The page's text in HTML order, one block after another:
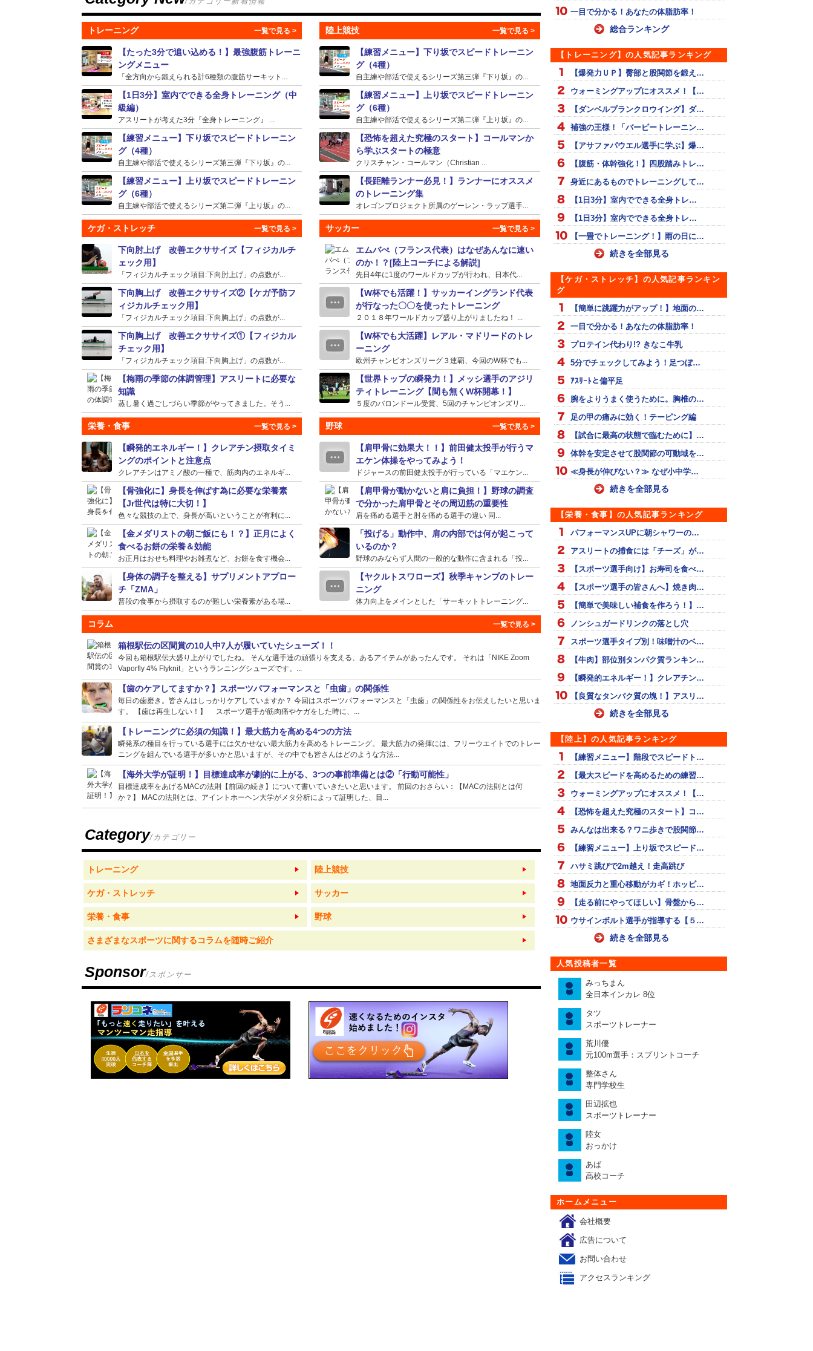
トレーニング
【たった3分で追い込める！】最強腹筋トレーニ
ングメニュー
「全方向から鍛えられる計6種類の腹筋サーキット...
【1日3分】室内でできる全身トレーニング（中
級編）
アスリートが考えた3分『全身トレーニング』 ...
【練習メニュー】下り坂でスピードトレーニン
グ（4種）
自主練や部活で使えるシリーズ第三弾『下り坂』の...
【練習メニュー】上り坂でスピードトレーニン
グ（6種）
自主練や部活で使えるシリーズ第二弾『上り坂』の...
陸上競技
【練習メニュー】下り坂でスピードトレーニン
グ（4種）
自主練や部活で使えるシリーズ第三弾『下り坂』の...
【練習メニュー】上り坂でスピードトレーニン
グ（6種）
自主練や部活で使えるシリーズ第二弾『上り坂』の...
【恐怖を超えた究極のスタート】コールマンか
ら学ぶスタートの極意
クリスチャン・コールマン（Christian ...
【長距離ランナー必見！】ランナーにオススメ
のトレーニング集
オレゴンプロジェクト所属のゲーレン・ラップ選手...
ケガ・ストレッチ
下向肘上げ 改善エクササイズ【フィジカルチ
ェック用】
「フィジカルチェック項目:下向肘上げ」の点数が...
下向胸上げ 改善エクササイズ②【ケガ予防フ
ィジカルチェック用】
「フィジカルチェック項目:下向胸上げ」の点数が...
下向胸上げ 改善エクササイズ①【フィジカル
チェック用】
「フィジカルチェック項目:下向胸上げ」の点数が...
【梅雨の季節の体調管理】アスリートに必要な
知識
蒸し暑く過ごしづらい季節がやってきました。そう...
サッカー
エムバぺ（フランス代表）はなぜあんなに速い
のか！？[陸上コーチによる解説]
先日4年に1度のワールドカップが行われ、日本代...
【W杯でも活躍！】サッカーイングランド代表
が行なった〇〇を使ったトレーニング
２０１８年ワールドカップ盛り上がりましたね！ ...
【W杯でも大活躍】レアル・マドリードのトレ
ーニング
欧州チャンピオンズリーグ３連覇、今回のW杯でも...
【世界トップの瞬発力！】メッシ選手のアジリ
ティトレーニング【間も無くW杯開幕！】
５度のバロンドール受賞、5回のチャンピオンズリ...
栄養・食事
【瞬発的エネルギー！】クレアチン摂取タイミ
ングのポイントと注意点
クレアチンはアミノ酸の一種で、筋肉内のエネルギ...
【骨強化に】身長を伸ばす為に必要な栄養素
【Jr世代は特に大切！】
色々な競技の上で、身長が高いということが有利に...
【金メダリストの朝ご飯にも！？】正月によく
食べるお餅の栄養＆効能
お正月はおせち料理やお雑煮など、お餅を食す機会...
【身体の調子を整える】サプリメントアプロー
チ「ZMA」
普段の食事から摂取するのが難しい栄養素がある場...
野球
【肩甲骨に効果大！！】前田健太投手が行うマ
エケン体操をやってみよう！
ドジャースの前田健太投手が行っている「マエケン...
【肩甲骨が動かないと肩に負担！】野球の調査
で分かった肩甲骨とその周辺筋の重要性
肩を痛める選手と肘を痛める選手の違い 同...
「投げる」動作中、肩の内部では何が起こって
いるのか？
野球のみならず人間の一般的な動作に含まれる「投...
【ヤクルトスワローズ】秋季キャンプのトレー
ニング
体力向上をメインとした「サーキットトレーニング...
コラム
箱根駅伝の区間賞の10人中7人が履いていたシューズ！！
今回も箱根駅伝大盛り上がりでしたね。 そんな選手達の頑張りを支える、あるアイテムがあったんです。 それは「NIKE Zoom
Vaporfly 4% Flyknit」というランニングシューズです。...
【歯のケアしてますか？】スポーツパフォーマンスと「虫歯」の関係性
毎日の歯磨き。皆さんはしっかりケアしていますか？ 今回はスポーツパフォーマンスと「虫歯」の関係性をお伝えしたいと思いま
す。 【歯は再生しない！】 スポーツ選手が筋肉痛やケガをした時に、...
【トレーニングに必須の知識！】最大筋力を高める4つの方法
瞬発系の種目を行っている選手には欠かせない最大筋力を高めるトレーニング。 最大筋力の発揮には、フリーウエイトでのトレー
ニングを組んでいる選手が多いかと思いますが、その中でも皆さんはどのような方法...
【海外大学が証明！】目標達成率が劇的に上がる、3つの事前準備とは②「行動可能性」
目標達成率をあげるMACの法則【前回の続き】について書いていきたいと思います。 前回のおさらい：【MACの法則とは何
か？】 MACの法則とは、アイントホーヘン大学がメタ分析によって証明した、目...
Category/カテゴリー
トレーニング 陸上競技
ケガ・ストレッチ サッカー
栄養・食事 野球
さまざまなスポーツに関するコラムを随時ご紹介
Sponsor/スポンサー
一目で分かる！あなたの体脂肪率！
総合ランキング
【トレーニング】の人気記事ランキング
【爆発力ＵＰ】臀部と股関節を鍛え…
ウォーミングアップにオススメ！【…
【ダンベルプランクロウイング】ダ…
補強の王様！「バーピートレーニン…
【アサファパウエル選手に学ぶ】爆…
【腹筋・体幹強化！】四股踏みトレ…
身近にあるものでトレーニングして…
【1日3分】室内でできる全身トレ…
【1日3分】室内でできる全身トレ…
【一畳でトレーニング！】雨の日に…
続きを全部見る
【ケガ・ストレッチ】の人気記事ランキン
グ
【簡単に跳躍力がアップ！】地面の…
一目で分かる！あなたの体脂肪率！
プロテイン代わり!? きなこ牛乳
5分でチェックしてみよう！足つぼ…
ｱｽﾘｰﾄと偏平足
腕をよりうまく使うために。胸椎の…
足の甲の痛みに効く！テーピング編
【試合に最高の状態で臨むために】…
体幹を安定させて股関節の可動域を…
≪身長が伸びない？≫ なぜ小中学…
続きを全部見る
【栄養・食事】の人気記事ランキング
パフォーマンスUPに朝シャワーの…
アスリートの捕食には「チーズ」が…
【スポーツ選手向け】お寿司を食べ…
【スポーツ選手の皆さんへ】焼き肉…
【簡単で美味しい補食を作ろう！】…
ノンシュガードリンクの落とし穴
スポーツ選手タイプ別！味噌汁のベ…
【牛肉】部位別タンパク質ランキン…
【瞬発的エネルギー！】クレアチン…
【良質なタンパク質の塊！】アスリ…
続きを全部見る
【陸上】の人気記事ランキング
【練習メニュー】階段でスピードト…
【最大スピードを高めるための練習…
ウォーミングアップにオススメ！【…
【恐怖を超えた究極のスタート】コ…
みんなは出来る？ワニ歩きで股関節…
【練習メニュー】上り坂でスピード…
ハサミ跳びで2m越え！走高跳び
地面反力と重心移動がカギ！ホッピ…
【走る前にやってほしい】骨盤から…
ウサインボルト選手が指導する【５…
続きを全部見る
人気投稿者一覧
みっちまん
全日本インカレ 8位
タツ
スポーツトレーナー
荒川優
元100m選手：スプリントコーチ
整体さん
専門学校生
田辺拡也
スポーツトレーナー
陸女
おっかけ
あば
高校コーチ
ホームメニュー
会社概要
広告について
お問い合わせ
アクセスランキング